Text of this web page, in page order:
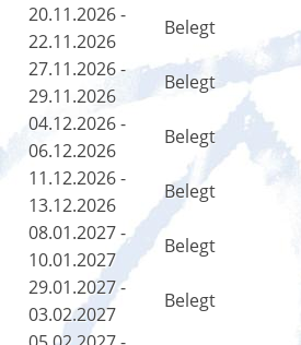
20.11.2026 -
22.11.2026
Belegt
27.11.2026 -
29.11.2026
Belegt
04.12.2026 -
06.12.2026
Belegt
11.12.2026 -
13.12.2026
Belegt
08.01.2027 -
10.01.2027
Belegt
29.01.2027 -
03.02.2027
Belegt